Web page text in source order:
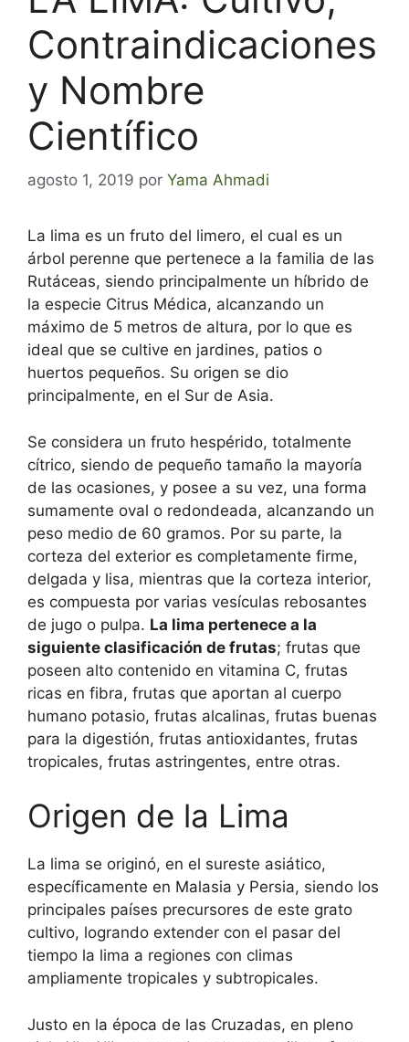
Contraindicaciones
y Nombre
Científico
agosto 1, 2019 por Yama Ahmadi
La lima es un fruto del limero, el cual es un
árbol perenne que pertenece a la familia de las
Rutáceas, siendo principalmente un híbrido de
la especie Citrus Médica, alcanzando un
máximo de 5 metros de altura, por lo que es
ideal que se cultive en jardines, patios o
huertos pequeños. Su origen se dio
principalmente, en el Sur de Asia.
Se considera un fruto hespérido, totalmente
cítrico, siendo de pequeño tamaño la mayoría
de las ocasiones, y posee a su vez, una forma
sumamente oval o redondeada, alcanzando un
peso medio de 60 gramos. Por su parte, la
corteza del exterior es completamente firme,
delgada y lisa, mientras que la corteza interior,
es compuesta por varias vesículas rebosantes
de jugo o pulpa. La lima pertenece a la
siguiente clasificación de frutas; frutas que
poseen alto contenido en vitamina C, frutas
ricas en fibra, frutas que aportan al cuerpo
humano potasio, frutas alcalinas, frutas buenas
para la digestión, frutas antioxidantes, frutas
tropicales, frutas astringentes, entre otras.
Origen de la Lima
La lima se originó, en el sureste asiático,
específicamente en Malasia y Persia, siendo los
principales países precursores de este grato
cultivo, logrando extender con el pasar del
tiempo la lima a regiones con climas
ampliamente tropicales y subtropicales.
Justo en la época de las Cruzadas, en pleno